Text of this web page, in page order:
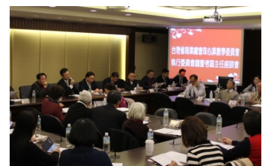
業總會首開先河與中國珠算心算協會辦理海峽兩岸珠算交流活動，
每年一次輪流互訪，至今已舉辦25屆，透過互訪觀摩兩岸珠算教育
發展情況，獲益良多..